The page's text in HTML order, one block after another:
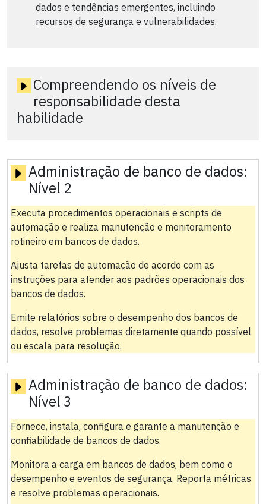
dados e tendências emergentes, incluindo
recursos de segurança e vulnerabilidades.
Compreendendo os níveis de
responsabilidade desta
habilidade
Administração de banco de dados:
Nível 2
Executa procedimentos operacionais e scripts de
automação e realiza manutenção e monitoramento
rotineiro em bancos de dados.
Ajusta tarefas de automação de acordo com as
instruções para atender aos padrões operacionais dos
bancos de dados.
Emite relatórios sobre o desempenho dos bancos de
dados, resolve problemas diretamente quando possível
ou escala para resolução.
Administração de banco de dados:
Nível 3
Fornece, instala, configura e garante a manutenção e
confiabilidade de bancos de dados.
Monitora a carga em bancos de dados, bem como o
desempenho e eventos de segurança. Reporta métricas
e resolve problemas operacionais.